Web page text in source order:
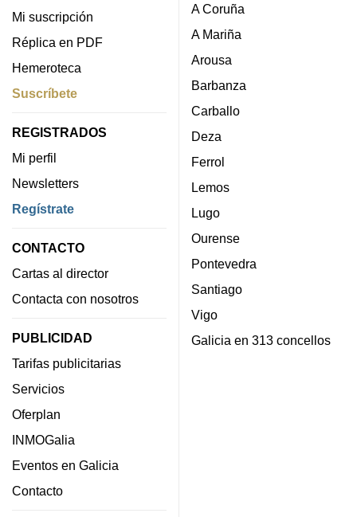
Mi suscripción
Réplica en PDF
Hemeroteca
Suscríbete
REGISTRADOS
Mi perfil
Newsletters
Regístrate
CONTACTO
Cartas al director
Contacta con nosotros
PUBLICIDAD
Tarifas publicitarias
Servicios
Oferplan
INMOGalia
Eventos en Galicia
Contacto
A Coruña
A Mariña
Arousa
Barbanza
Carballo
Deza
Ferrol
Lemos
Lugo
Ourense
Pontevedra
Santiago
Vigo
Galicia en 313 concellos